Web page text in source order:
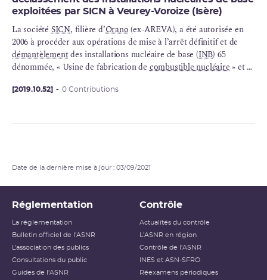
exploitées par SICN à Veurey-Voroize (Isère)
La société SICN, filière d’Orano(ex-AREVA), a été autorisée en
2006 à procéder aux opérations de mise à l’arrêt définitif et de
démantèlementdes installations nucléaire de base (INB) 65
dénommée, « Usine de fabrication decombustible nucléaire» et 90
commune de Veurey-Voroize (Isère)
[2019.10.52] 0 Contributions
Date de la dernière mise à jour : 03/09/2021
Réglementation
La réglementation
Bulletin officiel de l'ASNR
L’association des publics
Consultations du public
Guides de l'ASNR
Contrôle
Actualités du contrôle
L'ASNR en région
Contrôle de l'ASNR
INES et ASN-SFRO
Réexamens périodiques